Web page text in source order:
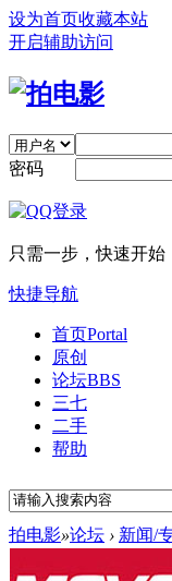
设为首页收藏本站
开启辅助访问
密码
只需一步，快速开始
快捷导航
首页Portal
原创
论坛BBS
三七
二手
帮助
拍电影»论坛 › 新闻/